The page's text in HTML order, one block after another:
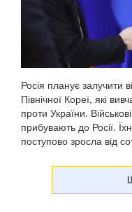
Росія планує залучити
Північної Кореї, які
проти України.
прибувають до Росії.
поступово зросла від